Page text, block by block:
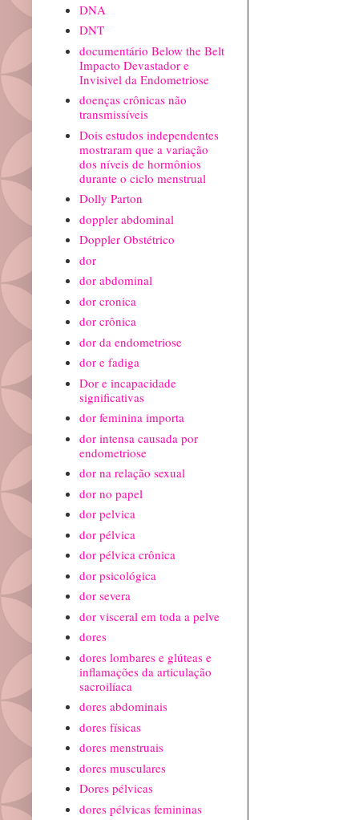
DNA
DNT
documentário Below the Belt
Impacto Devastador e
Invisivel da Endometriose
doenças crônicas não
transmissíveis
Dois estudos independentes
mostraram que a variação
dos níveis de hormônios
durante o ciclo menstrual
Dolly Parton
doppler abdominal
Doppler Obstétrico
dor
dor abdominal
dor cronica
dor crônica
dor da endometriose
dor e fadiga
Dor e incapacidade
significativas
dor feminina importa
dor intensa causada por
endometriose
dor na relação sexual
dor no papel
dor pelvica
dor pélvica
dor pélvica crônica
dor psicológica
dor severa
dor visceral em toda a pelve
dores
dores lombares e glúteas e
inflamações da articulação
sacroilíaca
dores abdominais
dores físicas
dores menstruais
dores musculares
Dores pélvicas
dores pélvicas femininas